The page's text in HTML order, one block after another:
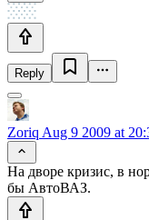
Reply
Zoriq Aug 9 2009 at
На дворе кризис, в
бы АвтоВАЗ.